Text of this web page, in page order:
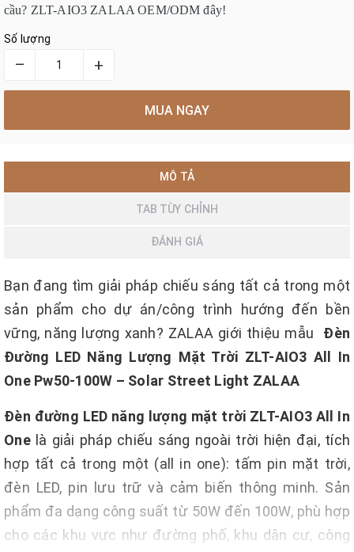
cầu? ZLT-AIO3 ZALAA OEM/ODM đây!
Số lượng
– +
MUA NGAY
MÔ TẢ
TAB TÙY CHỈNH
ĐÁNH GIÁ
Bạn đang tìm giải pháp chiếu sáng tất cả trong một
sản phẩm cho dự án/công trình hướng đến bền
vững, năng lượng xanh? ZALAA giới thiệu mẫu Đèn
Đường LED Năng Lượng Mặt Trời ZLT-AIO3 All In
One Pw50-100W – Solar Street Light ZALAA
Đèn đường LED năng lượng mặt trời ZLT-AIO3 All In
Onelà giải pháp chiếu sáng ngoài trời hiện đại, tích
hợp tất cả trong một (all in one): tấm pin mặt trời,
đèn LED, pin lưu trữ và cảm biến thông minh. Sản
phẩm đa dạng công suất từ 50W đến 100W, phù hợp
cho các khu vực như đường phố, khu dân cư, công